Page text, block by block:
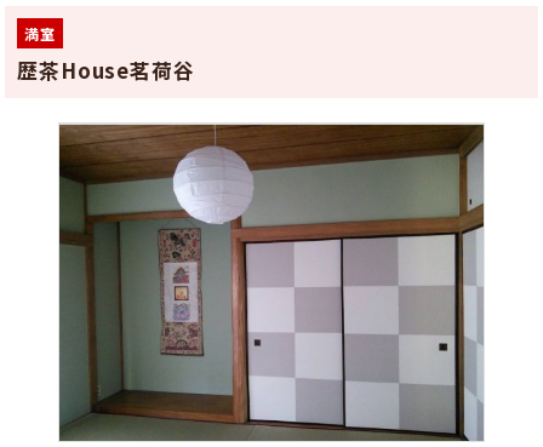
満室
歴茶House茗荷谷